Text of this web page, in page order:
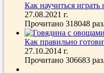
Как научиться играть
27.08.2021 г.
Прочитано 318048 раз.
Как правильно
27.10.2014 г.
Прочитано 306683 раз.